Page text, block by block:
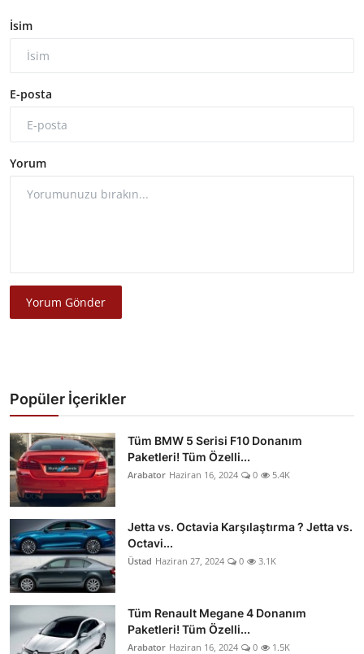
İsim
E-posta
Yorum
Yorum Gönder
Popüler İçerikler
Tüm BMW 5 Serisi F10 Donanım
Paketleri! Tüm Özelli...
Arabator Haziran 16, 2024 0 5.4K
Jetta vs. Octavia Karşılaştırma ? Jetta vs.
Octavi...
Üstad Haziran 27, 2024 0 3.1K
Tüm Renault Megane 4 Donanım
Paketleri! Tüm Özelli...
Arabator Haziran 16, 2024 0 1.5K